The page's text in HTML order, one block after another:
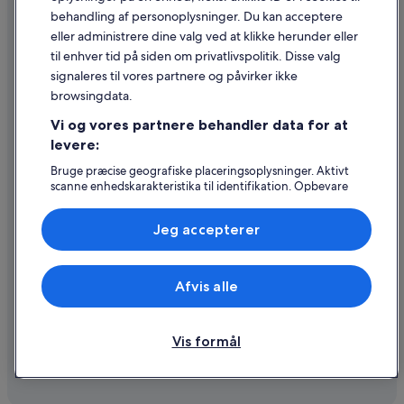
Retningslinjer for indhold og indberetning af indhold
Hjælp
Kontakt os
Ændr eller afbestil din reservation
Forløb og behandlingstider for refusion
Book en flyrejse med et tilgodehavende fra et flyselskab
Internationale rejsedokumenter
Expedia, Inc. er ikke ansvarlig for indhold fra eksterne hjemmesider.
© 2026 Expedia, Inc. – en del af Expedia Group. Alle rettigheder
forbeholdes. Expedia og Expedias logo er varemærker eller registrerede
behandling af personoplysninger. Du kan acceptere
eller administrere dine valg ved at klikke herunder eller
til enhver tid på siden om privatlivspolitik. Disse valg
signaleres til vores partnere og påvirker ikke
browsingdata.
Vi og vores partnere behandler data for at
levere:
Bruge præcise geografiske placeringsoplysninger. Aktivt
scanne enhedskarakteristika til identifikation. Opbevare
annoncering og indhold, annoncerings- og
indholdsmåling, målgruppeundersøgelser og udvikling af
tjenester.
Liste over partnere (leverandører)
Vis formål
Afvis alle
Jeg accepterer